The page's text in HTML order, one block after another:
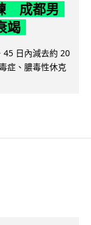
成都男
竭
45 日內減去約 20
症、膿毒性休克